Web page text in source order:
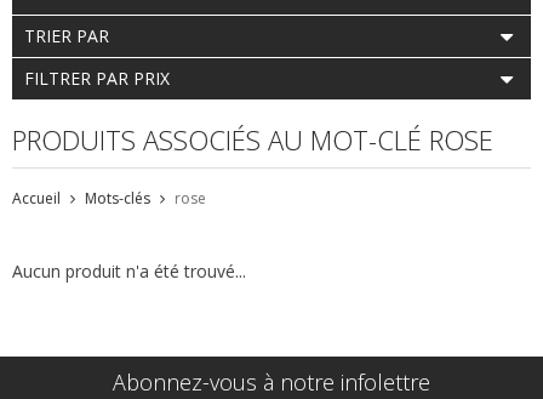
TRIER PAR
FILTRER PAR PRIX
PRODUITS ASSOCIÉS AU MOT-CLÉ ROSE
Accueil Mots-clés rose
Aucun produit n'a été trouvé...
Abonnez-vous à notre infolettre